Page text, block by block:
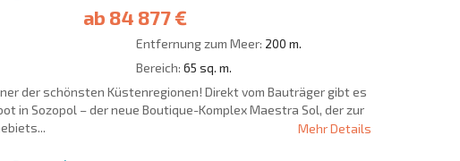
ab 84 877 €
Entfernung zum Meer: 200 m.
Bereich: 65 sq. m.
der schönsten Küstenregionen! Direkt vom Bauträger gibt es
in Sozopol – der neue Boutique-Komplex Maestra Sol, der zur
Mehr Details